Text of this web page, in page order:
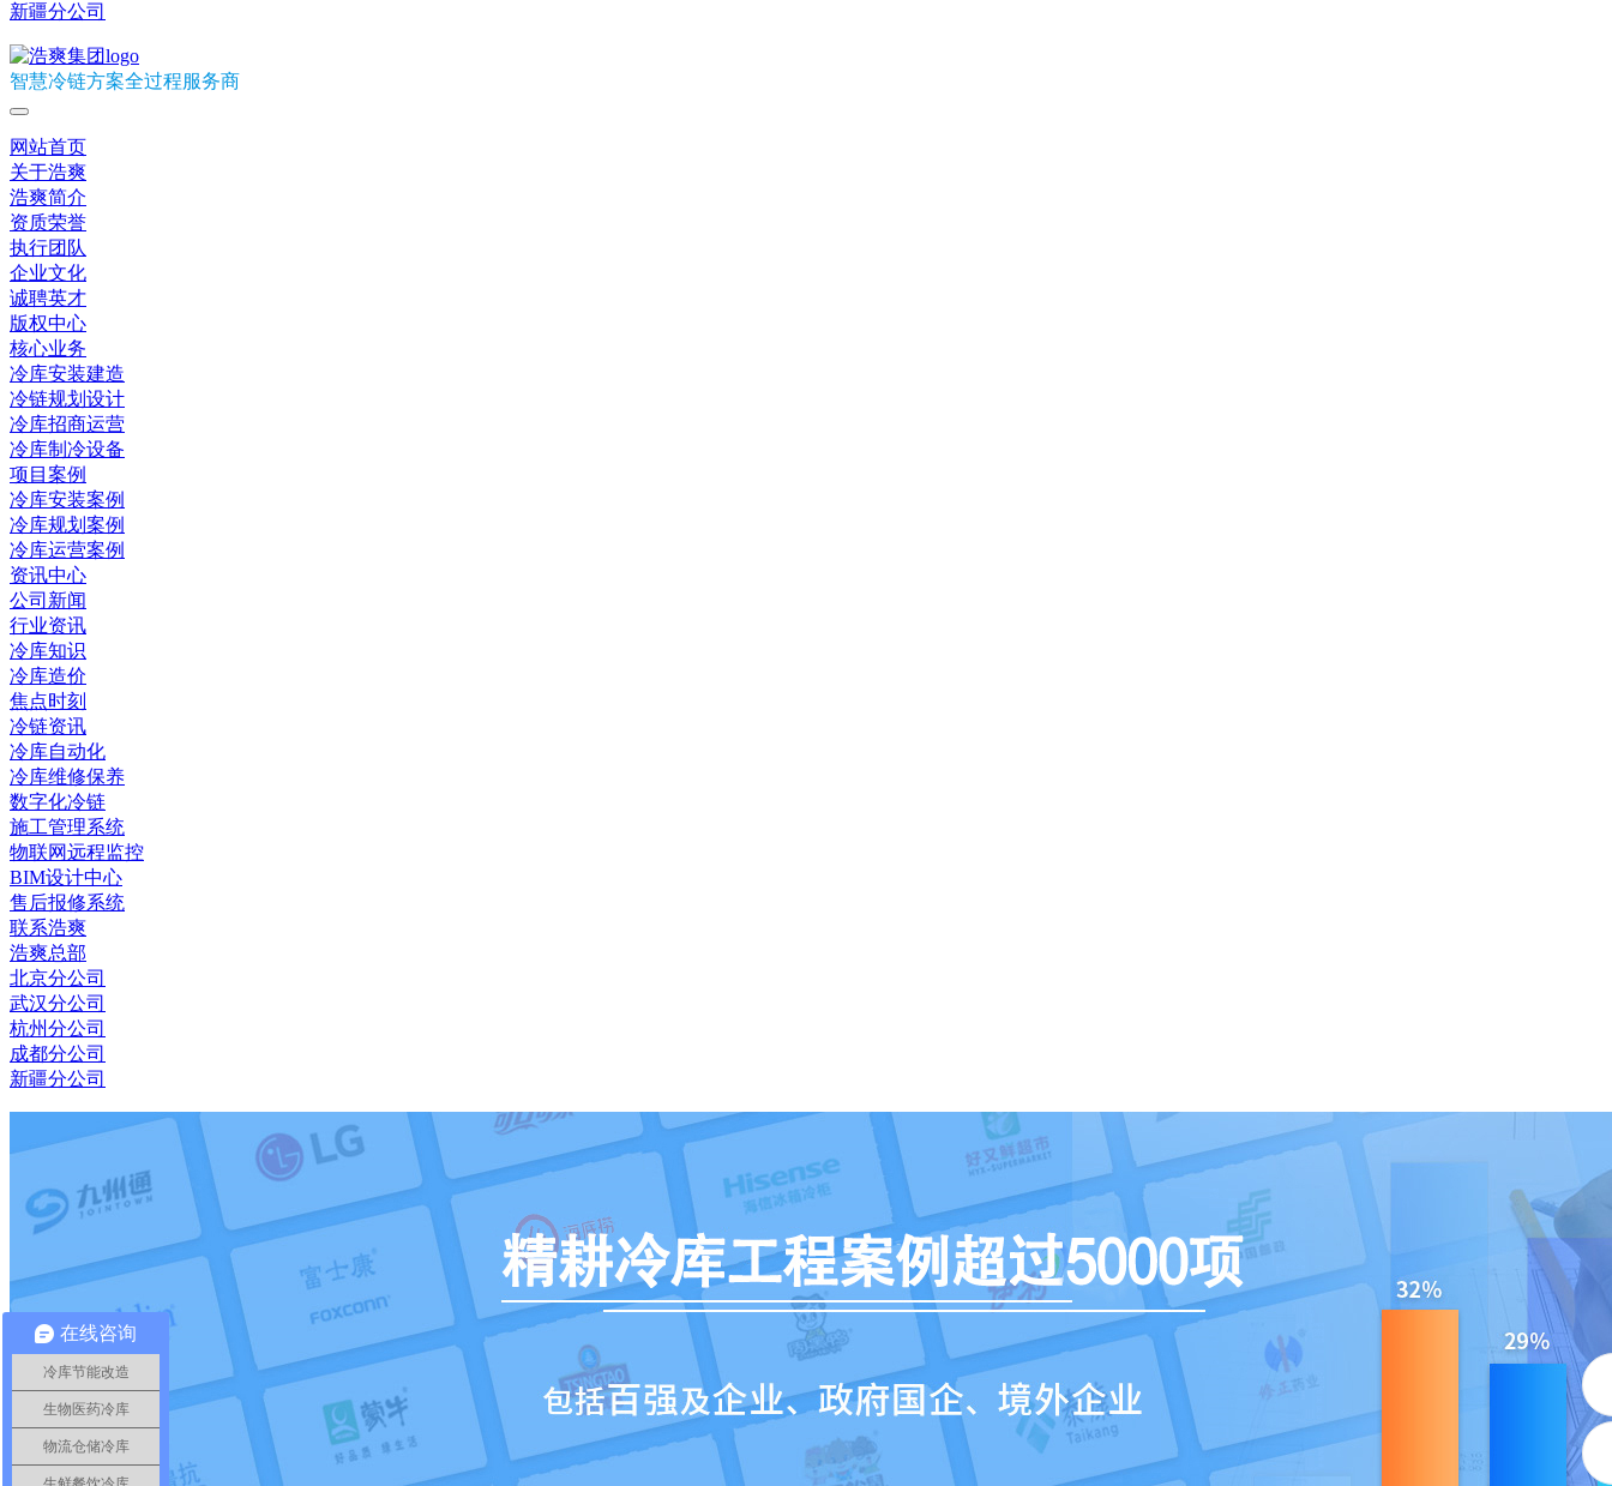
新疆分公司
智慧冷链方案全过程服务商
网站首页
关于浩爽
浩爽简介
资质荣誉
执行团队
企业文化
诚聘英才
版权中心
核心业务
冷库安装建造
冷链规划设计
冷库招商运营
冷库制冷设备
项目案例
冷库安装案例
冷库规划案例
冷库运营案例
资讯中心
公司新闻
行业资讯
冷库知识
冷库造价
焦点时刻
冷链资讯
冷库自动化
冷库维修保养
数字化冷链
施工管理系统
物联网远程监控
BIM设计中心
售后报修系统
联系浩爽
浩爽总部
北京分公司
武汉分公司
杭州分公司
成都分公司
新疆分公司
在线咨询
冷库节能改造
生物医药冷库
物流仓储冷库